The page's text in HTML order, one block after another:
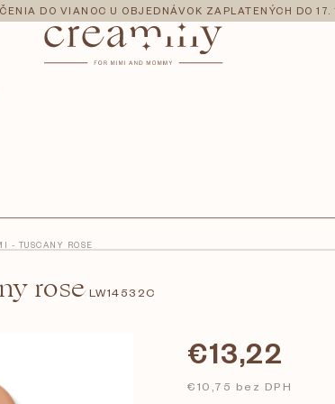
DO VIANOC U OBJEDNÁVOK ZAPLATENÝCH DO 17.
- TUSCANY ROSE
rose LW14532C
€13,22
€10,75 bez DPH